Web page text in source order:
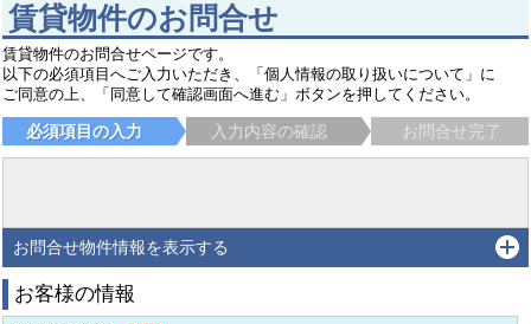
賃貸物件のお問合せ
賃貸物件のお問合せページです。
以下の必須項目へご入力いただき、「個人情報の取り扱いについて」に
ご同意の上、「同意して確認画面へ進む」ボタンを押してください。
必須項目の入力 入力内容の確認 お問合せ完了
お問合せ物件情報を表示する
お客様の情報